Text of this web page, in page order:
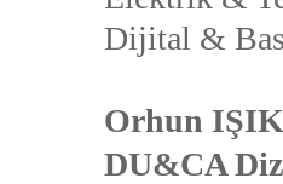
Dijital &
Orhun IŞIK
DU&CA